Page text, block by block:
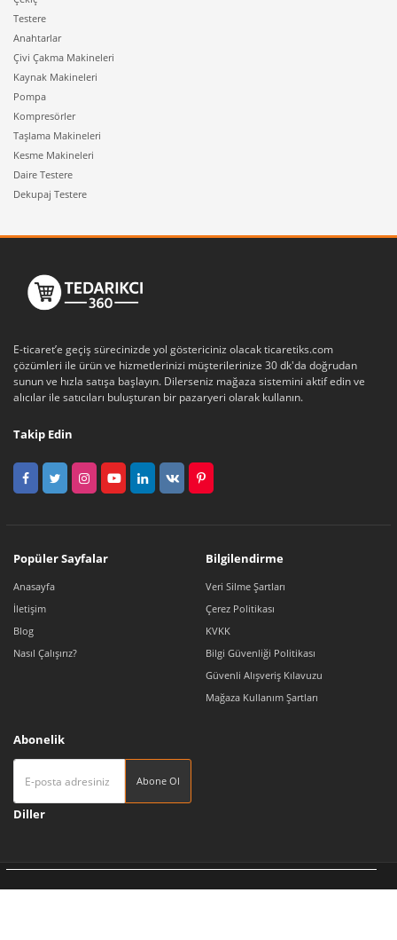
Testere
Anahtarlar
Çivi Çakma Makineleri
Kaynak Makineleri
Pompa
Kompresörler
Taşlama Makineleri
Kesme Makineleri
Daire Testere
Dekupaj Testere
E-ticaret’e geçiş sürecinizde yol göstericiniz olacak ticaretiks.com
çözümleri ile ürün ve hizmetlerinizi müşterilerinize 30 dk'da doğrudan
sunun ve hızla satışa başlayın. Dilerseniz mağaza sistemini aktif edin ve
alıcılar ile satıcıları buluşturan bir pazaryeri olarak kullanın.
Takip Edin
Popüler Sayfalar
Anasayfa
İletişim
Blog
Nasıl Çalışırız?
Bilgilendirme
Veri Silme Şartları
Çerez Politikası
KVKK
Bilgi Güvenliği Politikası
Güvenli Alışveriş Kılavuzu
Mağaza Kullanım Şartları
Abonelik
Abone Ol
Diller